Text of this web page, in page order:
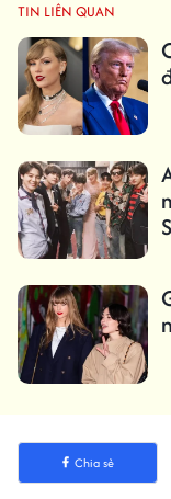
TIN LIÊN QUAN
Chia sẻ